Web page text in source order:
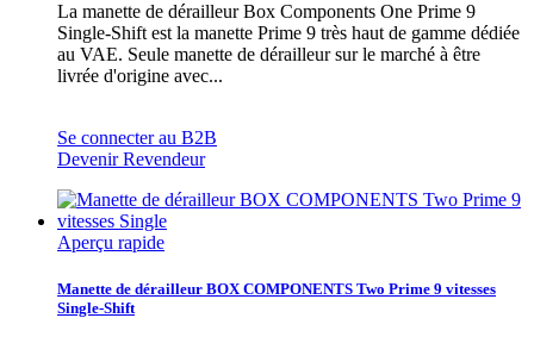
La manette de dérailleur Box Components One Prime 9
Single-Shift est la manette Prime 9 très haut de gamme dédiée
au VAE. Seule manette de dérailleur sur le marché à être
livrée d'origine avec...
Se connecter au B2B
Devenir Revendeur
Aperçu rapide
Manette de dérailleur BOX COMPONENTS Two Prime 9 vitesses
Single-Shift